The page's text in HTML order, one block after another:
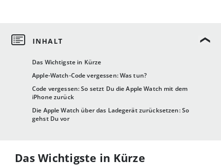
Das Wichtigste in Kürze
Apple-Watch-Code vergessen: Was tun?
Code vergessen: So setzt Du die Apple Watch mit dem
iPhone zurück
Die Apple Watch über das Ladegerät zurücksetzen: So
gehst Du vor
Das Wichtigste in Kürze